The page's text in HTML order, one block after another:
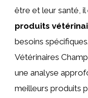
être et leur santé,
produits
besoins
Vétérinaires
une analyse
meilleurs produits